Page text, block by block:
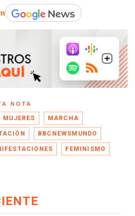
NOTA
MUJERES MARCHA
BBCNEWSMUNDO
FEMINISMO